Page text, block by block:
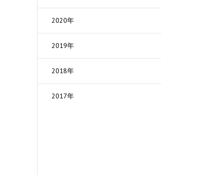
2020年
2019年
2018年
2017年